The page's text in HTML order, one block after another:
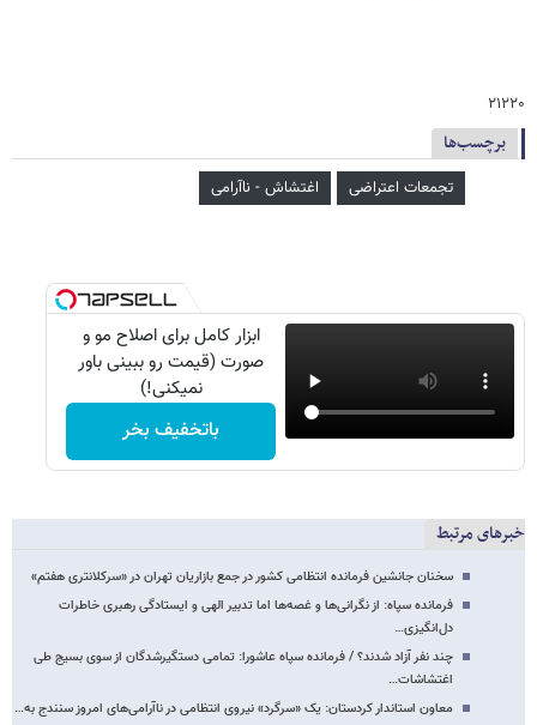
۲۱۲۲۰
برچسب‌ها
تجمعات اعتراضی اغتشاش - ناآرامی
ابزار کامل برای اصلاح مو و
صورت (قیمت رو ببینی باور
نمیکنی!)
باتخفیف بخر
خبرهای مرتبط
سخنان جانشین فرمانده انتظامی کشور در جمع بازاریان تهران در «سرکلانتری هفتم»
فرمانده سپاه: از نگرانی‌ها و غصه‌ها اما تدبیر الهی و ایستادگی رهبری خاطرات
دل‌انگیزی…
چند نفر آزاد شدند؟ / فرمانده سپاه عاشورا: تمامی دستگیرشدگان از سوی بسیج طی
اغتشاشات…
معاون استاندار کردستان: یک «سرگرد» نیروی انتظامی در ناآرامی‌های امروز سنندج به…